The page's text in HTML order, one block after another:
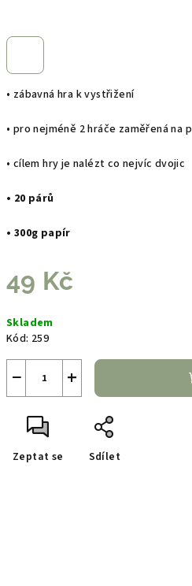
• zábavná hra k vystřižení
• pro nejméně 2 hráče zaměřená na
• cílem hry je nalézt co nejvíc dvojic
• 20 párů
• 300g papír
49 Kč
cena:
Skladem
Kód: 259
+
−
Zeptat se Sdílet